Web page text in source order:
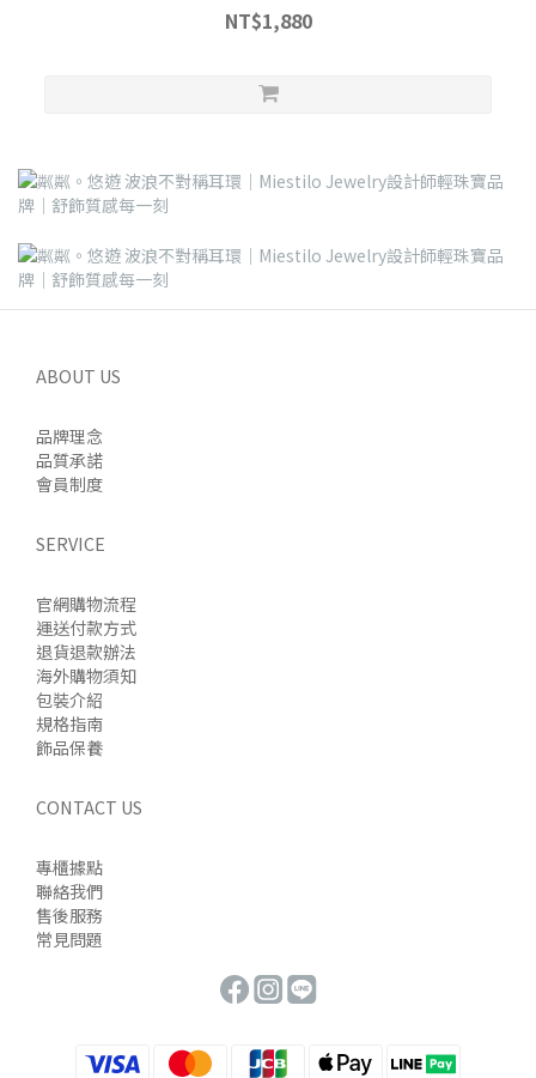
NT$1,880
ABOUT US
品牌理念
品質承諾
會員制度
SERVICE
官網購物流程
運送付款方式
退貨退款辦法
海外購物須知
包裝介紹
規格指南
飾品保養
CONTACT US
專櫃據點
聯絡我們
售後服務
常見問題